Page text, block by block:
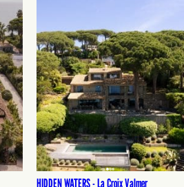
HIDDEN WATERS -La Croix Valmer